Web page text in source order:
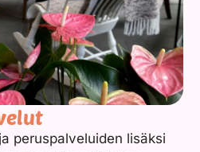
peruspalveluiden lisäksi